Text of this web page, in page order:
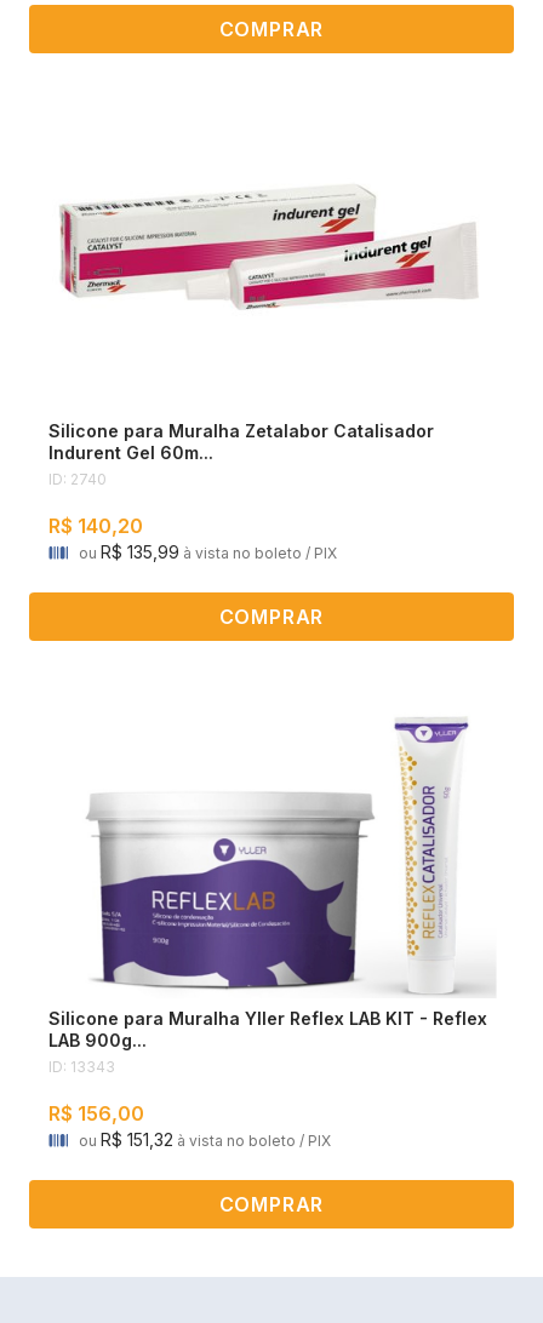
COMPRAR
Silicone para Muralha Zetalabor Catalisador
Indurent Gel 60m...
ID: 2740
R$ 140,20
ou R$ 135,99 à vista no boleto / PIX
COMPRAR
Silicone para Muralha Yller Reflex LAB KIT - Reflex
LAB 900g...
ID: 13343
R$ 156,00
ou R$ 151,32 à vista no boleto / PIX
COMPRAR